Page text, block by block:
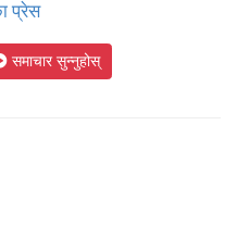
प्रेस
समाचार सुन्नुहोस्